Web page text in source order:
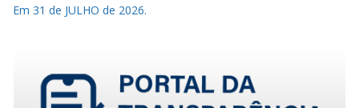
Em 31 de JULHO de 2026.